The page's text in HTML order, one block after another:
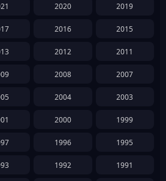
2020 2019
2016 2015
2012 2011
2008 2007
2004 2003
2000 1999
1996 1995
1992 1991